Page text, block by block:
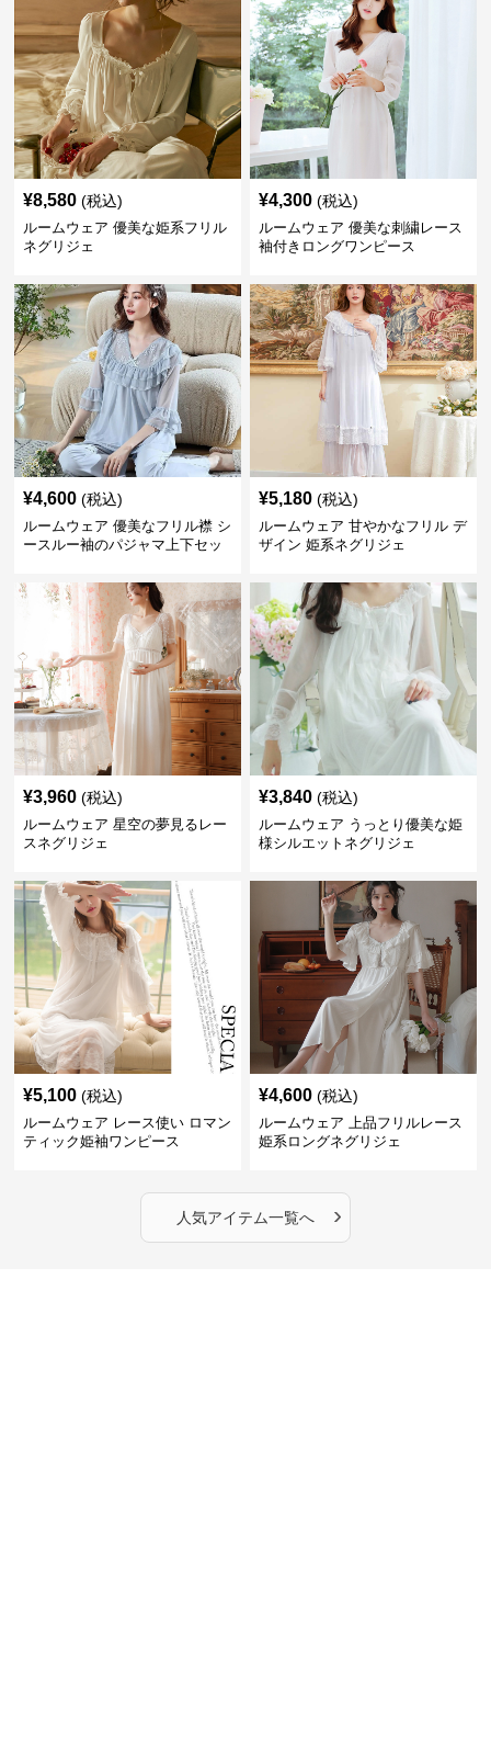
¥8,580 (税込)
ルームウェア 優美な姫系フリル
ネグリジェ
¥4,300 (税込)
ルームウェア 優美な刺繍レース
袖付きロングワンピース
¥4,600 (税込)
ルームウェア 優美なフリル襟 シ
ースルー袖のパジャマ上下セッ
¥5,180 (税込)
ルームウェア 甘やかなフリル デ
ザイン 姫系ネグリジェ
¥3,960 (税込)
ルームウェア 星空の夢見るレー
スネグリジェ
¥3,840 (税込)
ルームウェア うっとり優美な姫
様シルエットネグリジェ
¥5,100 (税込)
ルームウェア レース使い ロマン
ティック姫袖ワンピース
¥4,600 (税込)
ルームウェア 上品フリルレース
姫系ロングネグリジェ
人気アイテム一覧へ ›